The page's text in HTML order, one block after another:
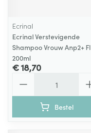
Ecrinal
Ecrinal Verstevigende
Shampoo Vrouw Anp2+ Fl
200ml
€ 18,70
Bestel